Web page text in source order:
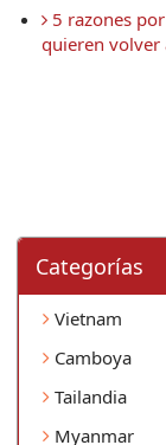
5 razones
quieren volver
Categorí­as
Vietnam
Camboya
Tailandia
Myanmar